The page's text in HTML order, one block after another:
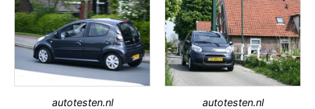
autotesten.nl autotesten.nl